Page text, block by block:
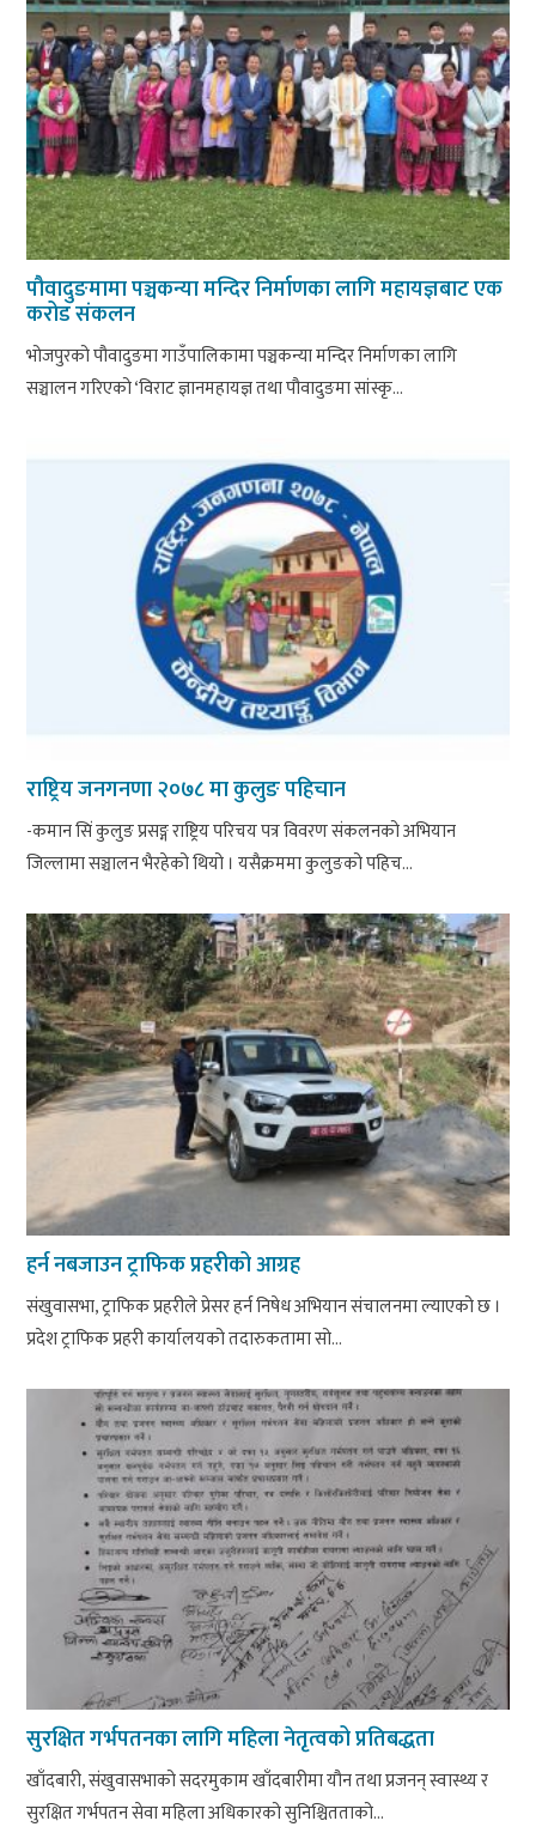
पौवादुङमामा पञ्चकन्या मन्दिर निर्माणका लागि महायज्ञबाट एक
करोड संकलन
भोजपुरको पौवादुङमा गाउँपालिकामा पञ्चकन्या मन्दिर निर्माणका लागि
सञ्चालन गरिएको ‘विराट ज्ञानमहायज्ञ तथा पौवादुङमा सांस्कृ...
राष्ट्रिय जनगनणा २०७८ मा कुलुङ पहिचान
-कमान सिं कुलुङ प्रसङ्ग राष्ट्रिय परिचय पत्र विवरण संकलनको अभियान
जिल्लामा सञ्चालन भैरहेको थियो । यसैक्रममा कुलुङको पहिच...
हर्न नबजाउन ट्राफिक प्रहरीको आग्रह
संखुवासभा, ट्राफिक प्रहरीले प्रेसर हर्न निषेध अभियान संचालनमा ल्याएको छ ।
प्रदेश ट्राफिक प्रहरी कार्यालयको तदारुकतामा सो...
सुरक्षित गर्भपतनका लागि महिला नेतृत्वको प्रतिबद्धता
खाँदबारी, संखुवासभाको सदरमुकाम खाँदबारीमा यौन तथा प्रजनन् स्वास्थ्य र
सुरक्षित गर्भपतन सेवा महिला अधिकारको सुनिश्चितताको...